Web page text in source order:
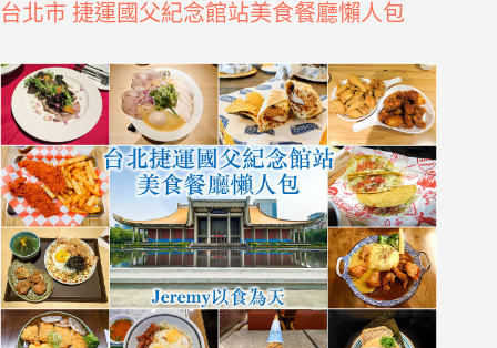
台北市 捷運國父紀念館站美食餐廳懶人包